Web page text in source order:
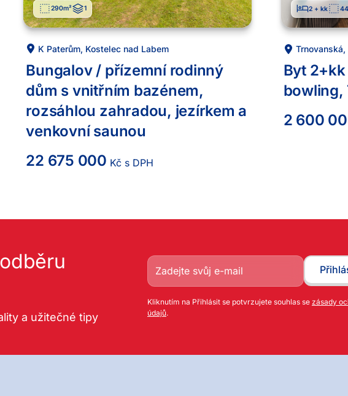
290m² 1
K Paterům, Kostelec nad Labem
Bungalov / přízemní rodinný
dům s vnitřním bazénem,
rozsáhlou zahradou, jezírkem a
venkovní saunou
22 675 000 Kč s DPH
2 + kk 44
Trnovanská,
Byt
bowling,
2 600
a užitečné tipy
Kliknutím na Přihlásit se potvrzujete souhlas se zásady
údajů.